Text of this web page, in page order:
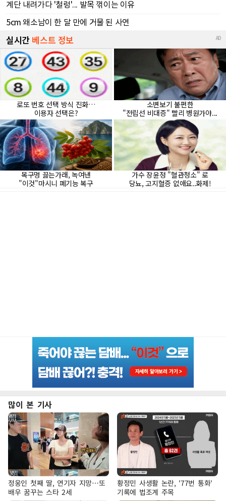
많이 본 기사
정웅인 첫째 딸, 연기자 지망…또
배우 꿈꾸는 스타 2세
황정민 사생활 논란, '77번 통화'
기록에 법조계 주목